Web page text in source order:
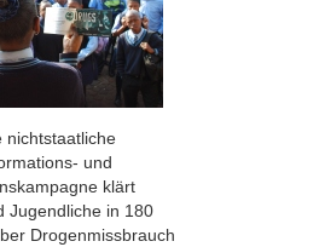
nichtstaatliche
und
klärt
Jugendliche in 180
Drogenmissbrauch